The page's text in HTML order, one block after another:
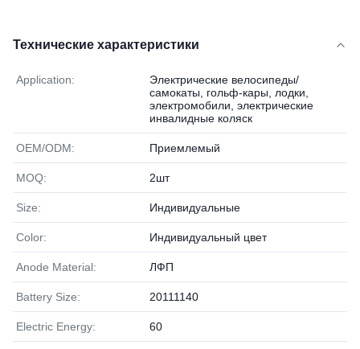
Технические характеристики
Application:
Электрические велосипеды/
самокаты, гольф-кары, лодки,
электромобили, электрические
инвалидные коляск
OEM/ODM: Приемлемый
MOQ: 2шт
Size: Индивидуальные
Color: Индивидуальный цвет
Anode Material: ЛФП
Battery Size: 20111140
Electric Energy: 60